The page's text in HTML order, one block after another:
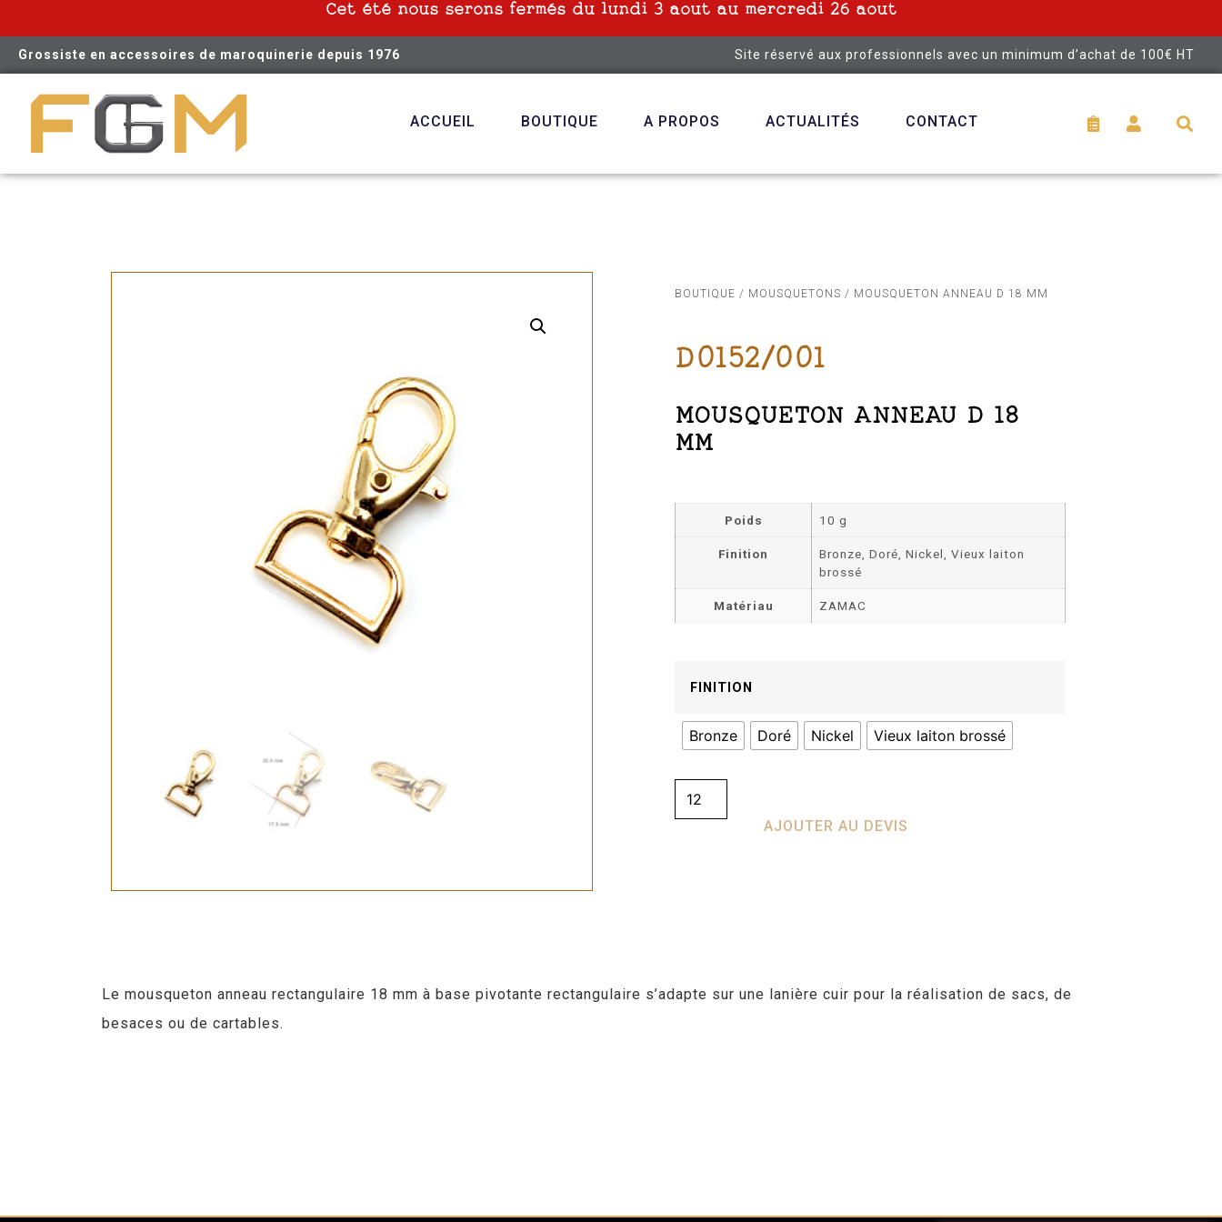
Cet été nous serons fermés du lundi 3 aout au mercredi 26 aout
Grossiste en accessoires de maroquinerie depuis 1976 Site réservé aux professionnels avec un minimum d’achat de 100€ HT
ACCUEIL BOUTIQUE A PROPOS ACTUALITÉS CONTACT
BOUTIQUE / MOUSQUETONS / MOUSQUETON ANNEAU D 18 MM
D0152/001
MOUSQUETON ANNEAU D 18
MM
Poids 10 g
Finition
Bronze, Doré, Nickel, Vieux laiton
brossé
Matériau ZAMAC
FINITION
Bronze Doré Nickel Vieux laiton brossé
AJOUTER AU DEVIS
Le mousqueton anneau rectangulaire 18 mm à base pivotante rectangulaire s’adapte sur une lanière cuir pour la réalisation de sacs, de
besaces ou de cartables.